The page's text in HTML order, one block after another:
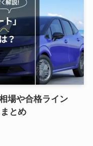
場や合格ライン
とめ